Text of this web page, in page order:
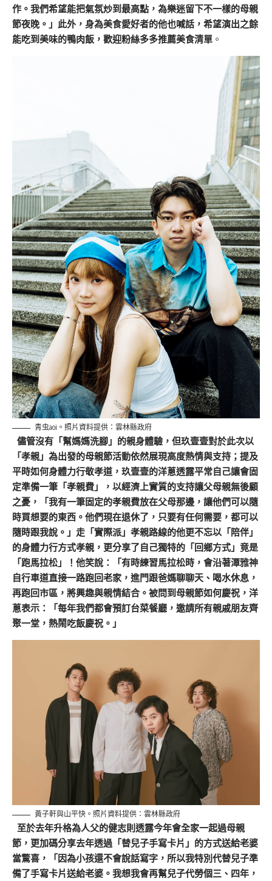
作。我們希望能把氣氛炒到最高點，為樂迷留下不一樣的母親
節夜晚。」此外，身為美食愛好者的他也喊話，希望演出之餘
能吃到美味的鴨肉飯，歡迎粉絲多多推薦美食清單 。
青虫aoi。照片資料提供：雲林縣政府
儘管沒有「幫媽媽洗腳」的親身體驗，但玖壹壹對於此次以
「孝親」為出發的母親節活動依然展現高度熱情與支持；提及
平時如何身體力行敬孝道，玖壹壹的洋蔥透露平常自己讓會固
定準備一筆「孝親費」，以經濟上實質的支持讓父母親無後顧
之憂，「我有一筆固定的孝親費放在父母那邊，讓他們可以隨
時買想要的東西。他們現在退休了，只要有任何需要，都可以
隨時跟我說。」走「實際派」孝親路線的他更不忘以「陪伴」
的身體力行方式孝親，更分享了自己獨特的「回鄉方式」竟是
「跑馬拉松」！他笑說：「有時練習馬拉松時，會沿著潭雅神
自行車道直接一路跑回老家，進門跟爸媽聊聊天、喝水休息，
再跑回市區，將興趣與親情結合。被問到母親節如何慶祝，洋
蔥表示：「每年我們都會預訂台菜餐廳，邀請所有親戚朋友齊
聚一堂，熱鬧吃飯慶祝。」
黃子軒與山平快。照片資料提供：雲林縣政府
至於去年升格為人父的健志則透露今年會全家一起過母親
節，更加碼分享去年透過「替兒子手寫卡片」的方式送給老婆
當驚喜，「因為小孩還不會說話寫字，所以我特別代替兒子準
備了手寫卡片送給老婆。我想我會再幫兒子代勞個三、四年，